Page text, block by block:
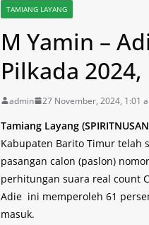
TAMIANG LAYANG
M Yamin –
Pilkada
admin 27 November, 2024, 1:01
Tamiang Layang
Kabupaten Barito Timur telah
pasangan calon (paslon)
perhitungan suara real count
Adie ini memperoleh 61
masuk.